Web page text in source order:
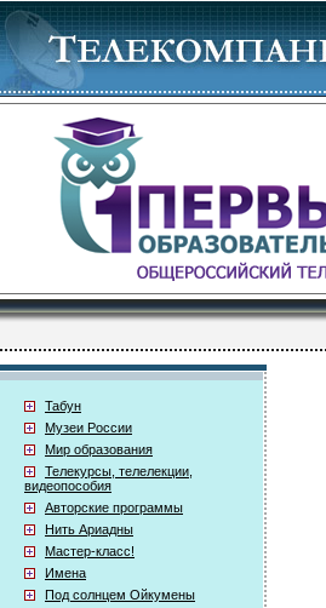
Табун
Музеи России
Мир образования
Телекурсы, телелекции,
видеопособия
Авторские программы
Нить Ариадны
Мастер-класс!
Имена
Под солнцем Ойкумены